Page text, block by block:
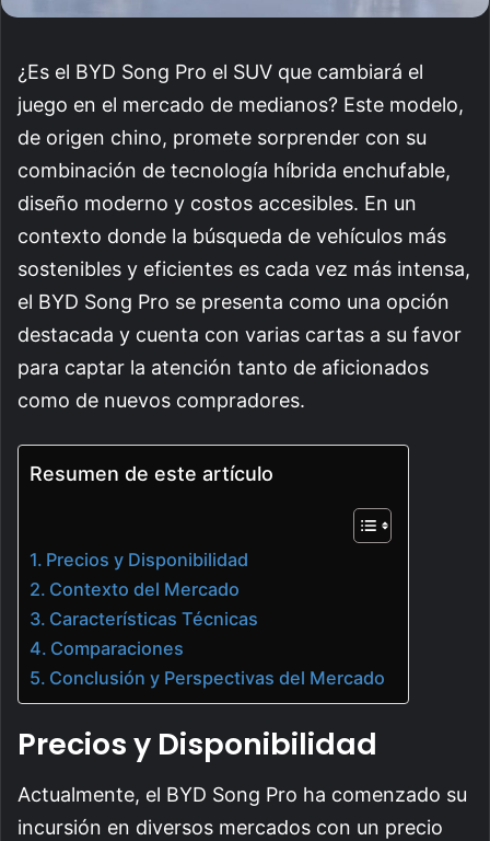
¿Es el BYD Song Pro el SUV que cambiará el
juego en el mercado de medianos? Este modelo,
de origen chino, promete sorprender con su
combinación de tecnología híbrida enchufable,
diseño moderno y costos accesibles. En un
contexto donde la búsqueda de vehículos más
sostenibles y eficientes es cada vez más intensa,
el BYD Song Pro se presenta como una opción
destacada y cuenta con varias cartas a su favor
para captar la atención tanto de aficionados
como de nuevos compradores.
Resumen de este artículo
Precios y Disponibilidad
Contexto del Mercado
Características Técnicas
Comparaciones
Conclusión y Perspectivas del Mercado
Precios y Disponibilidad
Actualmente, el BYD Song Pro ha comenzado su
incursión en diversos mercados con un precio